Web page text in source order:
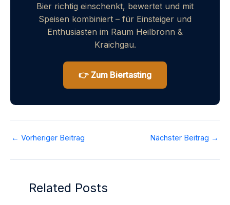
Bier richtig einschenkt, bewertet und mit
Speisen kombiniert – für Einsteiger und
Enthusiasten im Raum Heilbronn &
Kraichgau.
👉 Zum Biertasting
← Vorheriger Beitrag Nächster Beitrag →
Related Posts